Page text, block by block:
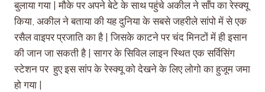
बुलाया गया | मौके पर अपने बेटे के साथ पहुंचे अकील ने साँप का रेस्क्यू
किया, अकील ने बताया की यह दुनिया के सबसे जहरीले सांपो में से एक
रसैल वाइपर प्रजाति का है | जिसके काटने पर चंद मिनटों में ही इसान
की जान जा सकती है | सागर के सिविल लाइन स्थित एक सर्विसिंग
स्टेशन पर हुए इस सांप के रेस्क्यू को देखने के लिए लोगो का हुजूम जमा
हो गया |